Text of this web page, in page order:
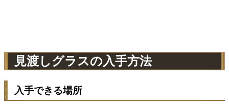
見渡しグラスの入手方法
入手できる場所